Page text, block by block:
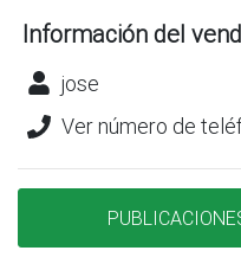
Información del
jose
Ver número de